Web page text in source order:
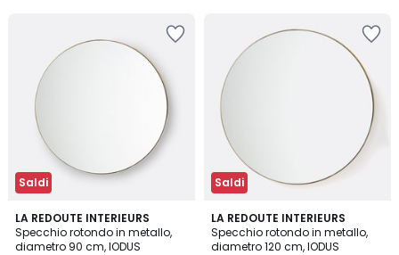
Saldi
LA REDOUTE INTERIEURS
Specchio rotondo in metallo,
diametro 90 cm, IODUS
4,4
/ 5
Saldi
LA REDOUTE INTERIEURS
Specchio rotondo in metallo,
diametro 120 cm, IODUS
4,4
/ 5